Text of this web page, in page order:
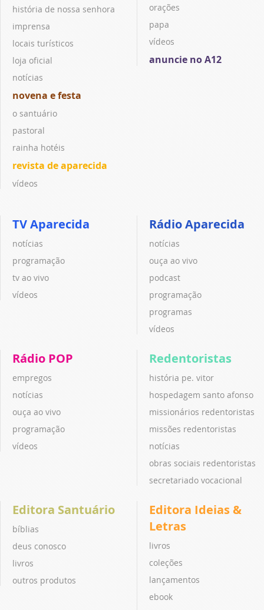
história de nossa senhora
imprensa
locais turísticos
loja oficial
notícias
novena e festa
o santuário
pastoral
rainha hotéis
revista de aparecida
vídeos
orações
papa
vídeos
anuncie no A12
TV Aparecida
notícias
programação
tv ao vivo
vídeos
Rádio Aparecida
notícias
ouça ao vivo
podcast
programação
programas
vídeos
Rádio POP
empregos
notícias
ouça ao vivo
programação
vídeos
Redentoristas
história pe. vitor
hospedagem santo afonso
missionários redentoristas
missões redentoristas
notícias
obras sociais redentoristas
secretariado vocacional
Editora Santuário
bíblias
deus conosco
livros
outros produtos
Editora Ideias &
Letras
livros
coleções
lançamentos
ebook